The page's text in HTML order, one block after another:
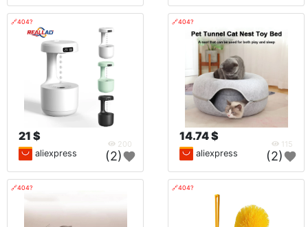
🔗404?
21 $
200
aliexpress (2)
🔗404?
14.74 $
115
aliexpress (2)
🔗404? 🔗404?